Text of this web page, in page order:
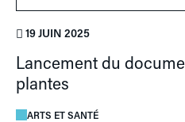
19 JUIN 2025
Lancement du
plantes
ARTS ET SANTÉ